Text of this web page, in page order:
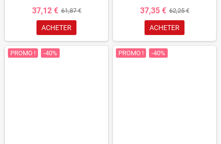
37,12 € 61,87 €
ACHETER
37,35 € 62,25 €
ACHETER
PROMO ! -40% PROMO ! -40%